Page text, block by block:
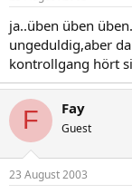
ja..üben üben
ungeduldig,aber
kontrollgang hört
F Fay
Guest
23 August 2003